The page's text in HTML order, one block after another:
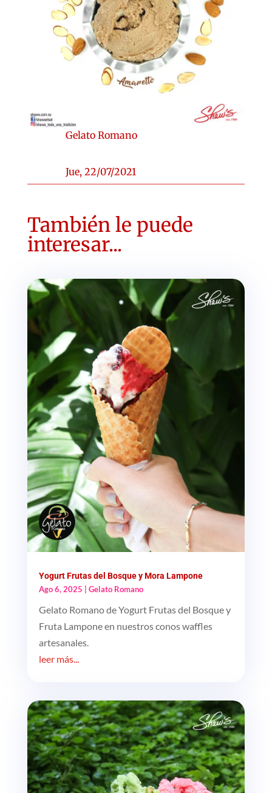
Gelato Romano
Jue, 22/07/2021
También le puede
interesar...
Yogurt Frutas del Bosque y Mora Lampone
Ago 6, 2025
Gelato Romano
Gelato Romano de Yogurt Frutas del Bosque y
Fruta Lampone en nuestros conos waffles
artesanales.
leer más...